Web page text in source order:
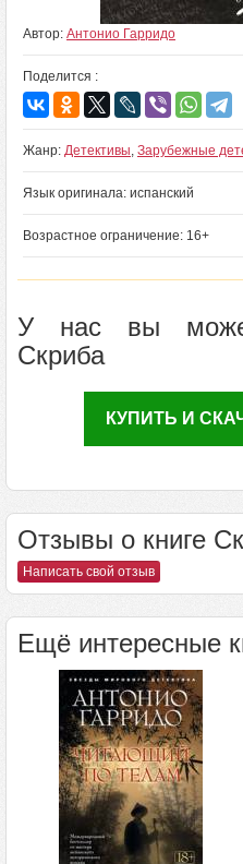
Автор: Антонио Гарридо
Поделится :
Жанр: Детективы, Зарубежные
Язык оригинала: испанский
Возрастное ограничение: 16+
У нас вы
Скриба
КУПИТЬ И
Отзывы о книге
Написать свой отзыв
Ещё интересные